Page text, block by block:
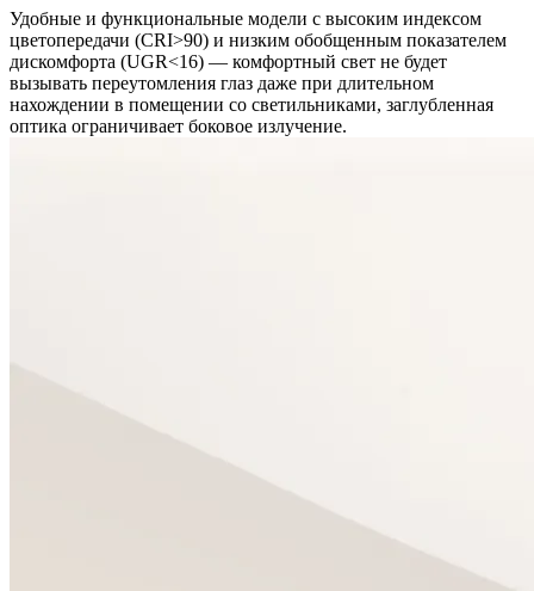
Удобные и функциональные модели с высоким индексом
цветопередачи (CRI>90) и низким обобщенным показателем
дискомфорта (UGR<16) — комфортный свет не будет
вызывать переутомления глаз даже при длительном
нахождении в помещении со светильниками, заглубленная
оптика ограничивает боковое излучение.